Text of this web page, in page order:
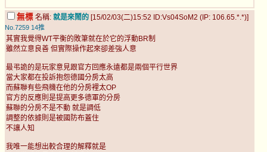
無標 名稱: 就是來鬧的 [15/02/03(二)15:52 ID:Vs04SoM2 (IP: 106.65.*.*)]
No.7259 14推
其實我覺得WT平衡的敗筆就在於它的浮動BR制
雖然立意良善 但實際操作起來卻差強人意
最弔詭的是玩家意見跟官方回應永遠都是兩個平行世界
當大家都在投訴抱怨德國分房太高
而蘇聯有些飛機在他的分房裡太OP
官方的反應則是提高更多德軍的分房
蘇聯的分房不是不動 就是調低
調整的依據則是被國防布蓋住
不讓人知
我唯一能想出較合理的解釋就是